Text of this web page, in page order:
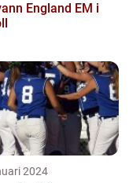
England EM i
2024